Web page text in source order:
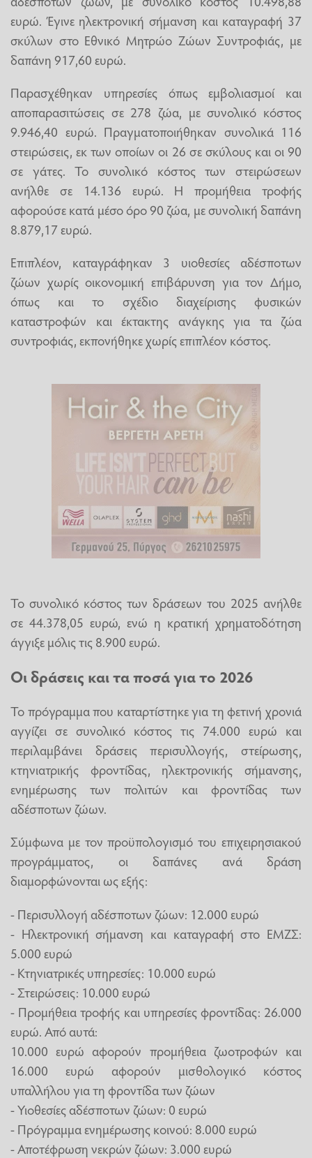
ευρώ. Έγινε ηλεκτρονική σήμανση και καταγραφή 37
σκύλων στο Εθνικό Μητρώο Ζώων Συντροφιάς, με
δαπάνη 917,60 ευρώ.
Παρασχέθηκαν υπηρεσίες όπως εμβολιασμοί και
αποπαρασιτώσεις σε 278 ζώα, με συνολικό κόστος
9.946,40 ευρώ. Πραγματοποιήθηκαν συνολικά 116
στειρώσεις, εκ των οποίων οι 26 σε σκύλους και οι 90
σε γάτες. Το συνολικό κόστος των στειρώσεων
ανήλθε σε 14.136 ευρώ. Η προμήθεια τροφής
αφορούσε κατά μέσο όρο 90 ζώα, με συνολική δαπάνη
8.879,17 ευρώ.
Επιπλέον, καταγράφηκαν 3 υιοθεσίες αδέσποτων
ζώων χωρίς οικονομική επιβάρυνση για τον Δήμο,
όπως και το σχέδιο διαχείρισης φυσικών
καταστροφών και έκτακτης ανάγκης για τα ζώα
συντροφιάς, εκπονήθηκε χωρίς επιπλέον κόστος.
Το συνολικό κόστος των δράσεων του 2025 ανήλθε
σε 44.378,05 ευρώ, ενώ η κρατική χρηματοδότηση
άγγιξε μόλις τις 8.900 ευρώ.
Οι δράσεις και τα ποσά για το 2026
Το πρόγραμμα που καταρτίστηκε για τη φετινή χρονιά
αγγίζει σε συνολικό κόστος τις 74.000 ευρώ και
περιλαμβάνει δράσεις περισυλλογής, στείρωσης,
κτηνιατρικής φροντίδας, ηλεκτρονικής σήμανσης,
ενημέρωσης των πολιτών και φροντίδας των
αδέσποτων ζώων.
Σύμφωνα με τον προϋπολογισμό του επιχειρησιακού
προγράμματος, οι δαπάνες ανά δράση
διαμορφώνονται ως εξής:
- Περισυλλογή αδέσποτων ζώων: 12.000 ευρώ
- Ηλεκτρονική σήμανση και καταγραφή στο ΕΜΖΣ:
5.000 ευρώ
- Κτηνιατρικές υπηρεσίες: 10.000 ευρώ
- Στειρώσεις: 10.000 ευρώ
- Προμήθεια τροφής και υπηρεσίες φροντίδας: 26.000
ευρώ. Από αυτά:
10.000 ευρώ αφορούν προμήθεια ζωοτροφών και
16.000 ευρώ αφορούν μισθολογικό κόστος
υπαλλήλου για τη φροντίδα των ζώων
- Υιοθεσίες αδέσποτων ζώων: 0 ευρώ
- Πρόγραμμα ενημέρωσης κοινού: 8.000 ευρώ
- Αποτέφρωση νεκρών ζώων: 3.000 ευρώ